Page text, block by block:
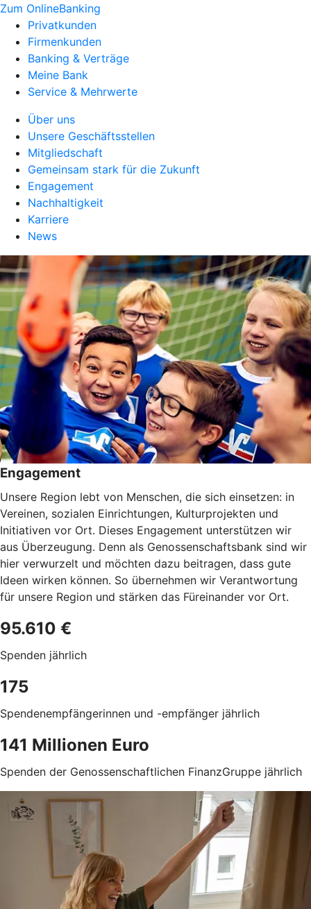
Zum OnlineBanking
Privatkunden
Firmenkunden
Banking & Verträge
Meine Bank
Service & Mehrwerte
Über uns
Unsere Geschäftsstellen
Mitgliedschaft
Gemeinsam stark für die Zukunft
Engagement
Nachhaltigkeit
Karriere
News
Engagement
Unsere Region lebt von Menschen, die sich einsetzen: in
Vereinen, sozialen Einrichtungen, Kulturprojekten und
Initiativen vor Ort. Dieses Engagement unterstützen wir
aus Überzeugung. Denn als Genossenschaftsbank sind wir
hier verwurzelt und möchten dazu beitragen, dass gute
Ideen wirken können. So übernehmen wir Verantwortung
für unsere Region und stärken das Füreinander vor Ort.
95.610 €
Spenden jährlich
175
Spendenempfängerinnen und -empfänger jährlich
141 Millionen Euro
Spenden der Genossenschaftlichen FinanzGruppe jährlich